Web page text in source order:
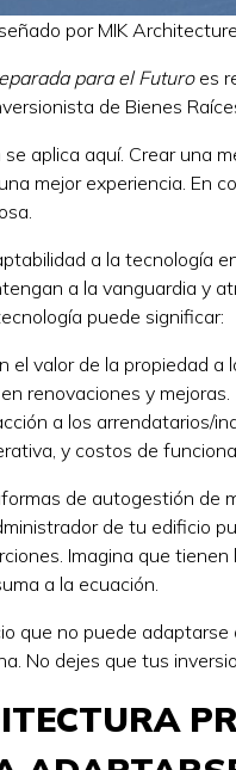
por MIK
para el Futuroes
de Bienes
se aplica aquí. Crear una
mejor experiencia. En
a la tecnología
a la vanguardia y
puede significar:
el valor de la propiedad a
renovaciones y mejoras.
a los arrendatarios/
y costos de
de autogestión de
de tu edificio
Imagina que
a la ecuación.
que no puede
No dejes que tus